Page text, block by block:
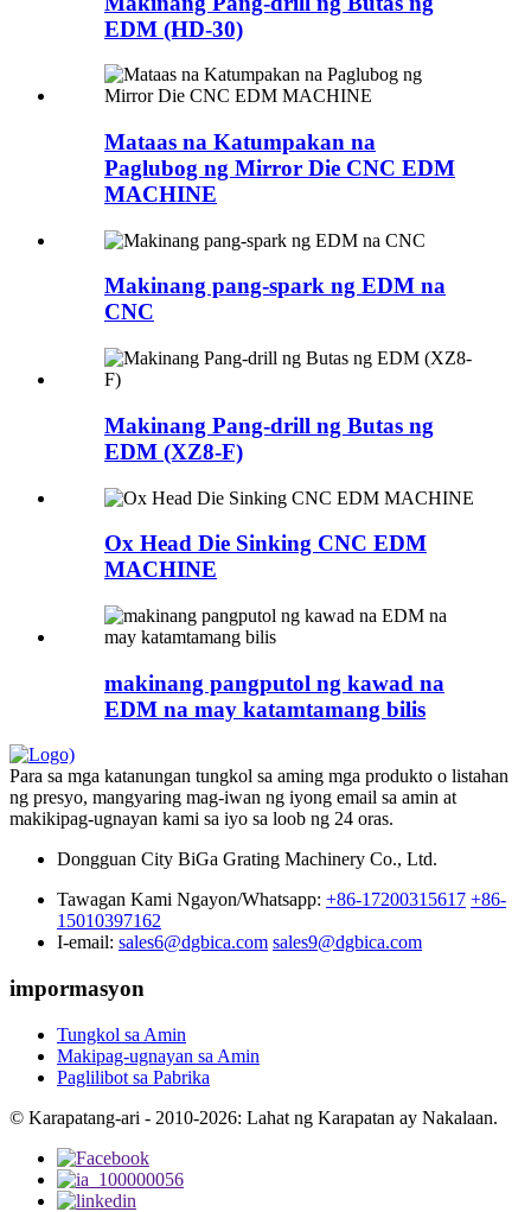
EDM (HD-30)
Mataas na Katumpakan na
Paglubog ng Mirror Die CNC EDM
MACHINE
Makinang pang-spark ng EDM na
CNC
Makinang Pang-drill ng Butas ng
EDM (XZ8-F)
Ox Head Die Sinking CNC EDM
MACHINE
makinang pangputol ng kawad na
EDM na may katamtamang bilis
Para sa mga katanungan tungkol sa aming mga produkto o listahan
ng presyo, mangyaring mag-iwan ng iyong email sa amin at
makikipag-ugnayan kami sa iyo sa loob ng 24 oras.
Dongguan City BiGa Grating Machinery Co., Ltd.
Tawagan Kami Ngayon/Whatsapp: +86-17200315617 +86-
15010397162
I-email: sales6@dgbica.com sales9@dgbica.com
impormasyon
Tungkol sa Amin
Makipag-ugnayan sa Amin
Paglilibot sa Pabrika
© Karapatang-ari - 2010-2026: Lahat ng Karapatan ay Nakalaan.